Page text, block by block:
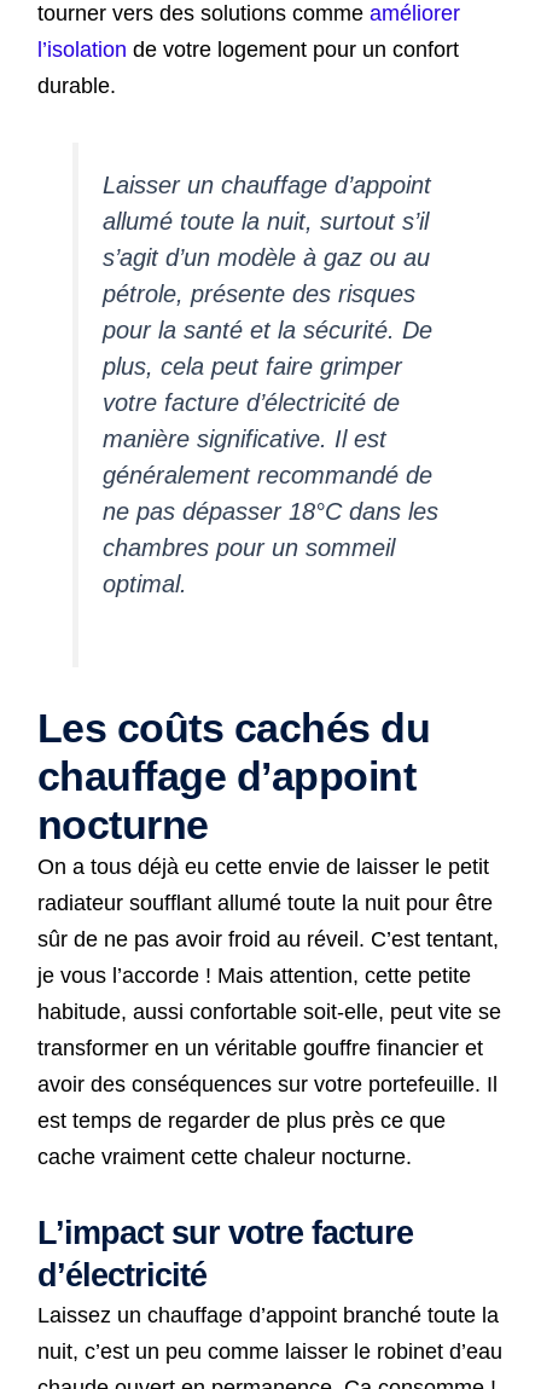
tourner vers des solutions comme améliorer
l’isolation de votre logement pour un confort
durable.
Laisser un chauffage d’appoint
allumé toute la nuit, surtout s’il
s’agit d’un modèle à gaz ou au
pétrole, présente des risques
pour la santé et la sécurité. De
plus, cela peut faire grimper
votre facture d’électricité de
manière significative. Il est
généralement recommandé de
ne pas dépasser 18°C dans les
chambres pour un sommeil
optimal.
Les coûts cachés du
chauffage d’appoint
nocturne
On a tous déjà eu cette envie de laisser le petit
radiateur soufflant allumé toute la nuit pour être
sûr de ne pas avoir froid au réveil. C’est tentant,
je vous l’accorde ! Mais attention, cette petite
habitude, aussi confortable soit-elle, peut vite se
transformer en un véritable gouffre financier et
avoir des conséquences sur votre portefeuille. Il
est temps de regarder de plus près ce que
cache vraiment cette chaleur nocturne.
L’impact sur votre facture
d’électricité
Laissez un chauffage d’appoint branché toute la
nuit, c’est un peu comme laisser le robinet d’eau